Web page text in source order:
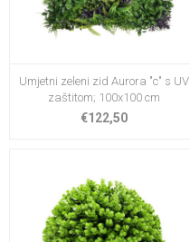
Umjetni zeleni zid Aurora "c" s UV
zaštitom; 100x100 cm
€122,50